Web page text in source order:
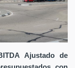
Ajustado de